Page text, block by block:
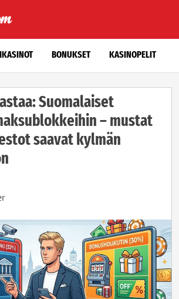
BONUKSET KASINOPELIT
Suomalaiset
– mustat
saavat kylmän